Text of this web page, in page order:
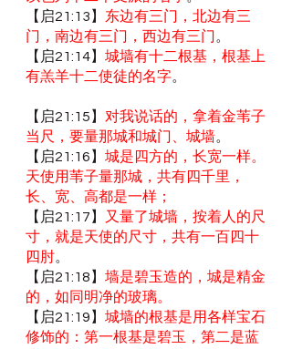
【启21:13】 东边有三门，北边有三
门，南边有三门，西边有三门 。
【启21:14】 城墙有十二根基，根基上
有羔羊十二使徒的名字。
【启21:15】 对我说话的，拿着金苇子
当尺，要量那城和城门、城墙。
【启21:16】 城是四方的，长宽一样。
天使用苇子量那城，共有四千里，
长、宽、高都是一样；
【启21:17】
又量了城墙，按着人的尺
寸，就是天使的尺寸，共有一百四十
四肘。
【启21:18】 墙是碧玉造的，城是精金
的，如同明净的玻璃。
【启21:19】 城墙的根基是用各样宝石
修饰的：第一根基是碧玉，第二是蓝